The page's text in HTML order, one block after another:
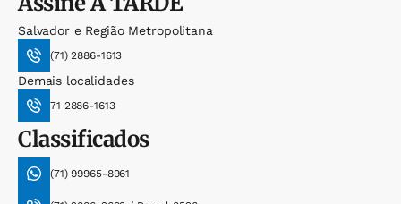
Salvador e Região Metropolitana
(71) 2886-1613
Demais localidades
71 2886-1613
Classificados
(71) 99965-8961